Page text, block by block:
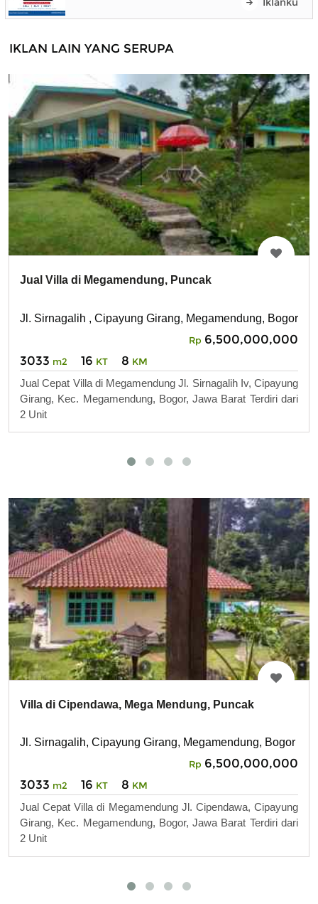
IKLAN LAIN YANG SERUPA
Jual Villa di Megamendung, Puncak
Jl. Sirnagalih , Cipayung Girang, Megamendung, Bogor,
Rp 6,500,000,000
3033 m2 16 KT 8 KM
Jual Cepat Villa di Megamendung Jl. Sirnagalih Iv, Cipayung
Girang, Kec. Megamendung, Bogor, Jawa Barat Terdiri dari
2 Unit
Villa di Cipendawa, Mega Mendung, Puncak
Jl. Sirnagalih, Cipayung Girang, Megamendung, Bogor
Rp 6,500,000,000
3033 m2 16 KT 8 KM
Jual Cepat Villa di Megamendung Jl. Cipendawa, Cipayung
Girang, Kec. Megamendung, Bogor, Jawa Barat Terdiri dari
2 Unit